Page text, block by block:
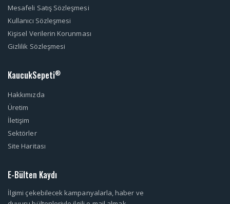
Mesafeli Satış Sözleşmesi
Kullanıcı Sözleşmesi
Kişisel Verilerin Korunması
Gizlilik Sözleşmesi
KaucukSepeti®
Hakkımızda
Üretim
İletişim
Sektörler
Site Haritası
E-Bülten Kaydı
İlgimi çekebilecek kampanyalarla, haber ve